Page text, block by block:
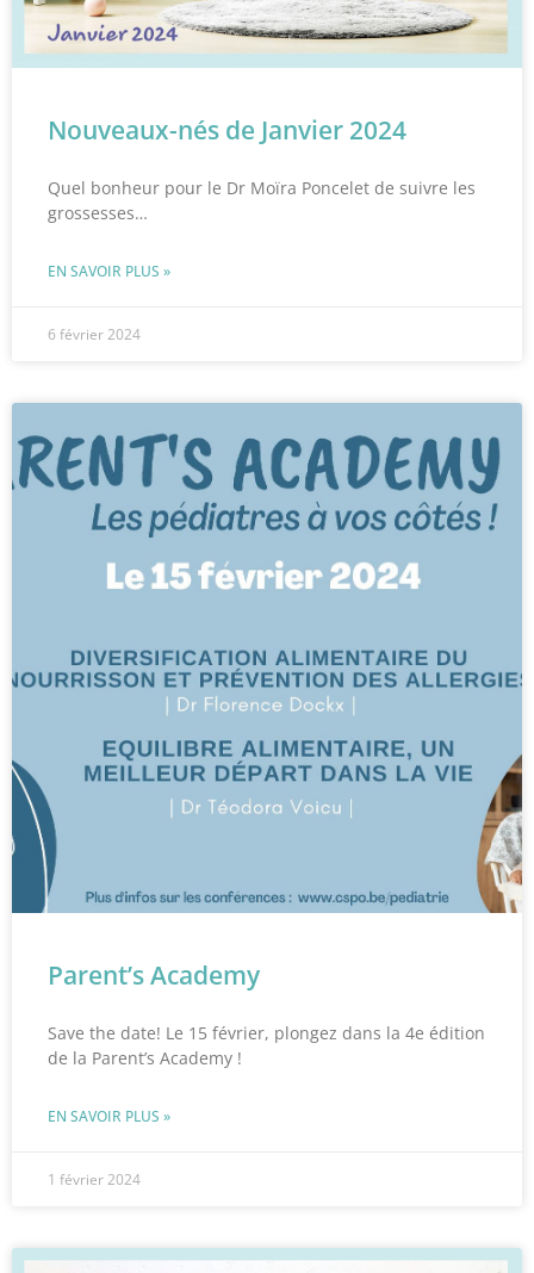
Nouveaux-nés de Janvier 2024
Quel bonheur pour le Dr Moïra Poncelet de suivre les
grossesses…
EN SAVOIR PLUS »
6 février 2024
Parent’s Academy
Save the date! Le 15 février, plongez dans la 4e édition
de la Parent’s Academy !
EN SAVOIR PLUS »
1 février 2024